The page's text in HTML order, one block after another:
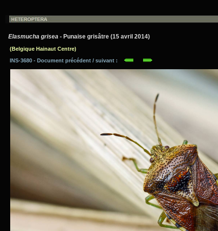
Elasmucha grisea - Punaise grisâtre (15 avril 2014)
(Belgique Hainaut Centre)
INS-3680 - Document précédent / suivant :